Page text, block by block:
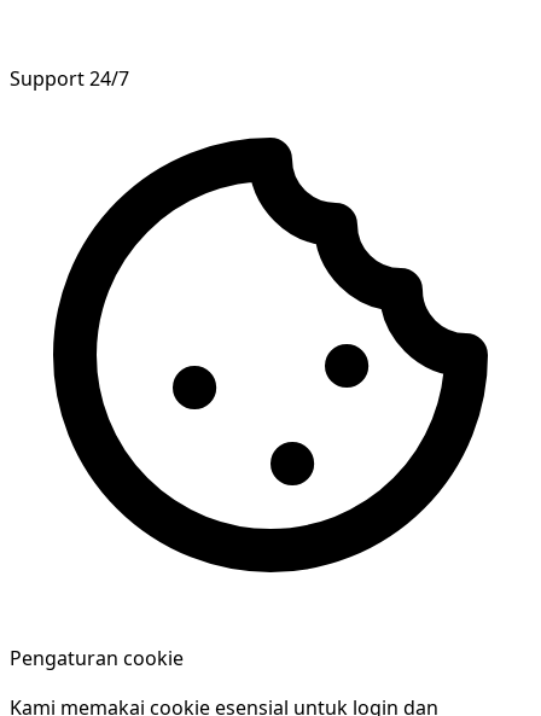
Support 24/7
Pengaturan cookie
Kami memakai cookie esensial untuk login dan